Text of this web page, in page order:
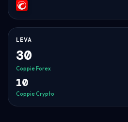
cTrader
LEVA
30
Coppie Forex
10
Coppie Crypto